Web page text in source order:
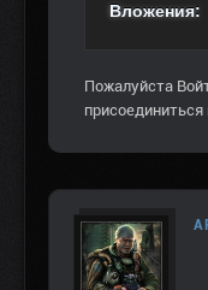
Вложения:
Пожалуйста
присоединиться